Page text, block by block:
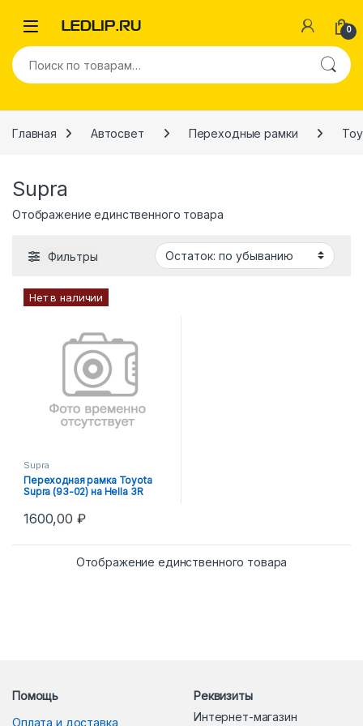
0
Искать:
Главная Автосвет Переходные рамки
Supra
Отображение единственного товара
Фильтры
Нет в наличии
Supra
Переходная рамка Toyota
Supra (93-02) на Hella 3R
1600,00 ₽
Отображение единственного товара
Помощь
Оплата и доставка
Реквизиты
Интернет-магазин